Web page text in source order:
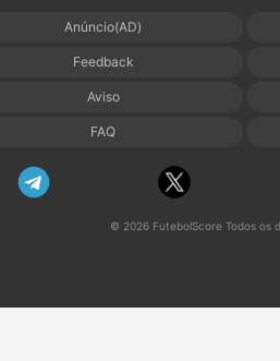
Anúncio(AD)
Feedback
Aviso
FAQ
© 2026 FutebolScore Todos os